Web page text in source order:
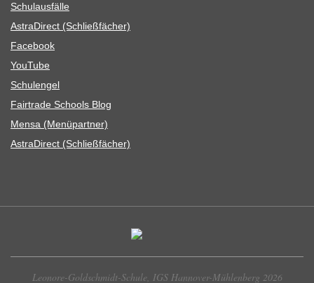
Schul­aus­fälle
Astra­Di­rect (Schließ­fä­cher)
Face­book
You­Tube
Schul­en­gel
Fair­trade Schools Blog
Mensa (Menü­part­ner)
Astra­Di­rect (Schließ­fä­cher)
Leonore-Goldschmidt-Schule, IGS Hannover-Mühlenberg 2026